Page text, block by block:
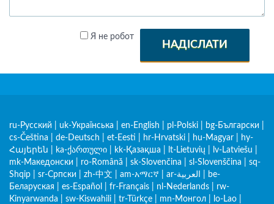
Я не робот
НАДІСЛАТИ
ru-Русский uk-Українська en-English pl-Polski bg-Български
cs-Čeština
de-Deutsch et-Eesti hr-Hrvatski hu-Magyar
hy-
Հայերեն
ka-ქართული kk-Қазақша lt-Lietuvių lv-Latviešu
mk-Македонски
ro-Română sk-Slovenčina sl-Slovenščina
sq-
Shqip
sr-Српски zh-中文 am-አማርኛ ar-العربية
be-
Беларуская
es-Español fr-Français nl-Nederlands
rw-
Kinyarwanda
sw-Kiswahili tr-Türkçe mn-Монгол lo-Lao